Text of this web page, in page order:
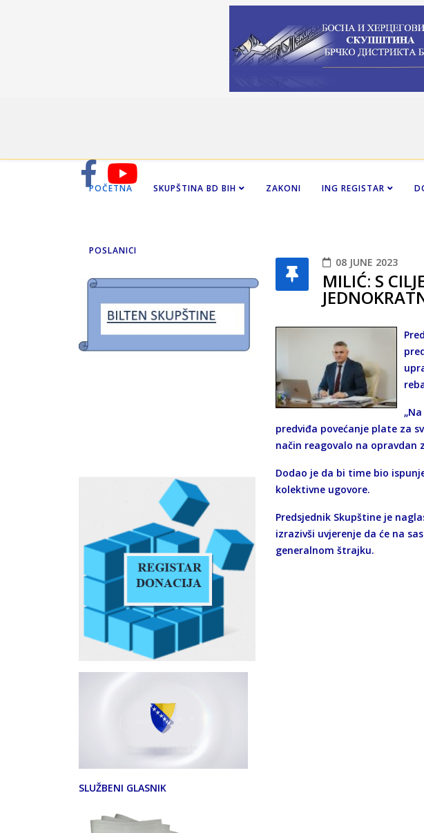
POČETNA SKUPŠTINA BD BIH ZAKONI ING REGISTAR
POSLANICI
SLUŽBENI GLASNIK
08 JUNE 2023
MILIĆ: S
predviđa povećanje plate za
način reagovalo na
Dodao je da bi time bio
kolektivne ugovore.
Predsjednik Skupštine je
izrazivši uvjerenje da će na
generalnom štrajku.